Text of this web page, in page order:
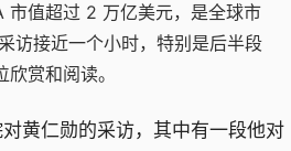
市值超过 2 万亿美元，是全球市
访接近一个小时，特别是后半段
赏和阅读。
黄仁勋的采访，其中有一段他对